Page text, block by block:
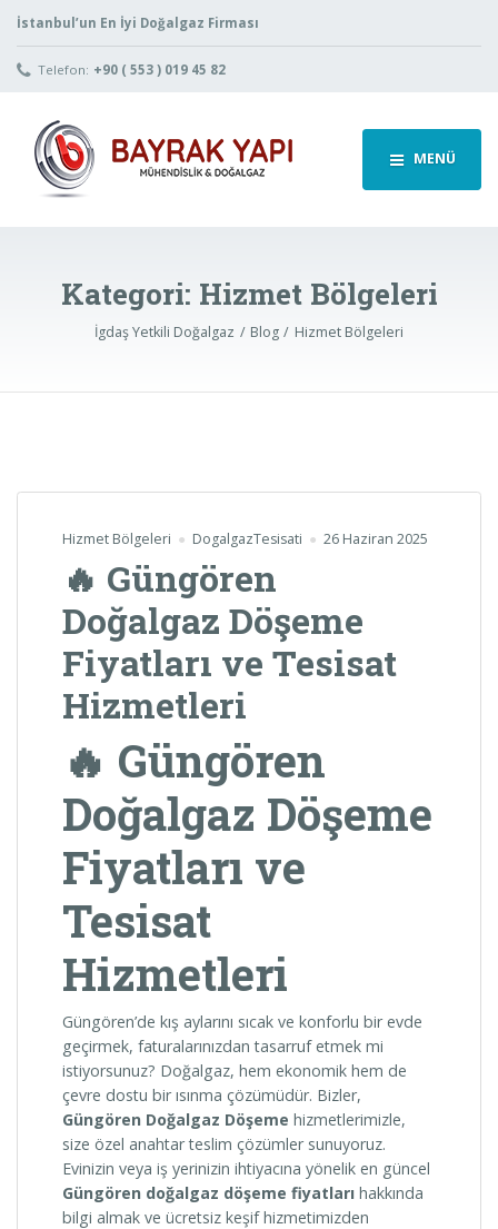
İstanbul’un En İyi Doğalgaz Firması
Telefon: +90 ( 553 ) 019 45 82
MENÜ
Kategori: Hizmet Bölgeleri
İgdaş Yetkili Doğalgaz Blog Hizmet Bölgeleri
Hizmet Bölgeleri DogalgazTesisati 26 Haziran 2025
🔥 Güngören
Doğalgaz Döşeme
Fiyatları ve Tesisat
Hizmetleri
🔥 Güngören
Doğalgaz Döşeme
Fiyatları ve
Tesisat
Hizmetleri
Güngören’de kış aylarını sıcak ve konforlu bir evde
geçirmek, faturalarınızdan tasarruf etmek mi
istiyorsunuz? Doğalgaz, hem ekonomik hem de
çevre dostu bir ısınma çözümüdür. Bizler,
Güngören Doğalgaz Döşeme hizmetlerimizle,
size özel anahtar teslim çözümler sunuyoruz.
Evinizin veya iş yerinizin ihtiyacına yönelik en güncel
Güngören doğalgaz döşeme fiyatları hakkında
bilgi almak ve ücretsiz keşif hizmetimizden